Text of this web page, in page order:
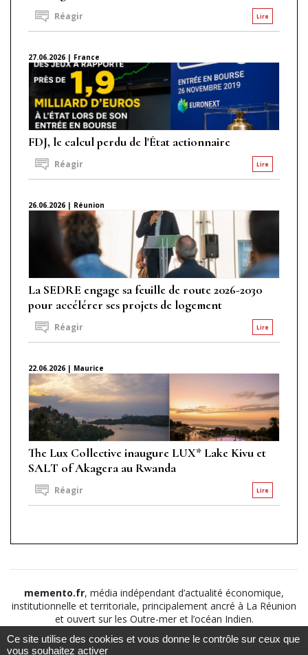
Lire
Réagir
27.06.2026 | France
FDJ, le calcul perdu de l'État actionnaire
Lire
Réagir
26.06.2026 | Réunion
La SEDRE engage sa feuille de route 2026-2030
pour accélérer ses projets de logement
Lire
Réagir
22.06.2026 | Maurice
The Lux Collective inaugure LUX* Lake Kivu et
SALT of Akagera au Rwanda
Lire
Réagir
memento.fr, média indépendant d’actualité économique,
institutionnelle et territoriale, principalement ancré à La Réunion
et ouvert sur les Outre-mer et l’océan Indien.
©2026
Suivez nous sur Notice légale
Ce site utilise des cookies et vous donne le contrôle sur ceux que
vous souhaitez activer